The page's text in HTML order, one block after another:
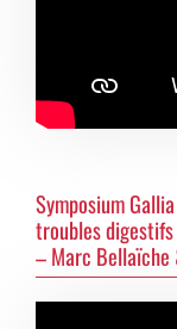
Symposium
troubles
– Marc